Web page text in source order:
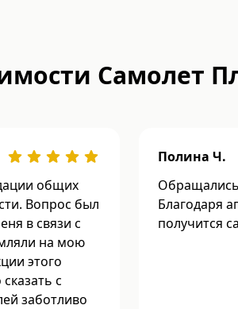
Самолет
общих
Вопрос был
в связи с
на мою
этого
с
заботливо
Полина Ч.
Обращались
Благодаря
получится